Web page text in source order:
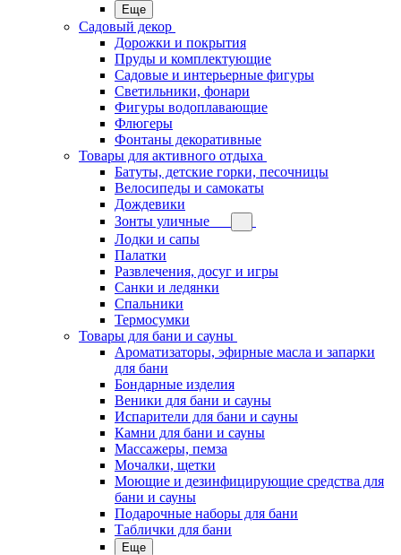
Еще
Садовый декор
Дорожки и покрытия
Пруды и комплектующие
Садовые и интерьерные фигуры
Светильники, фонари
Фигуры водоплавающие
Флюгеры
Фонтаны декоративные
Товары для активного отдыха
Батуты, детские горки, песочницы
Велосипеды и самокаты
Дождевики
Зонты уличные
Лодки и сапы
Палатки
Развлечения, досуг и игры
Санки и ледянки
Спальники
Термосумки
Товары для бани и сауны
Ароматизаторы, эфирные масла и запарки
для бани
Бондарные изделия
Веники для бани и сауны
Испарители для бани и сауны
Камни для бани и сауны
Массажеры, пемза
Мочалки, щетки
Моющие и дезинфицирующие средства для
бани и сауны
Подарочные наборы для бани
Таблички для бани
Еще